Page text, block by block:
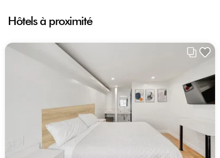
Hôtels à proximité